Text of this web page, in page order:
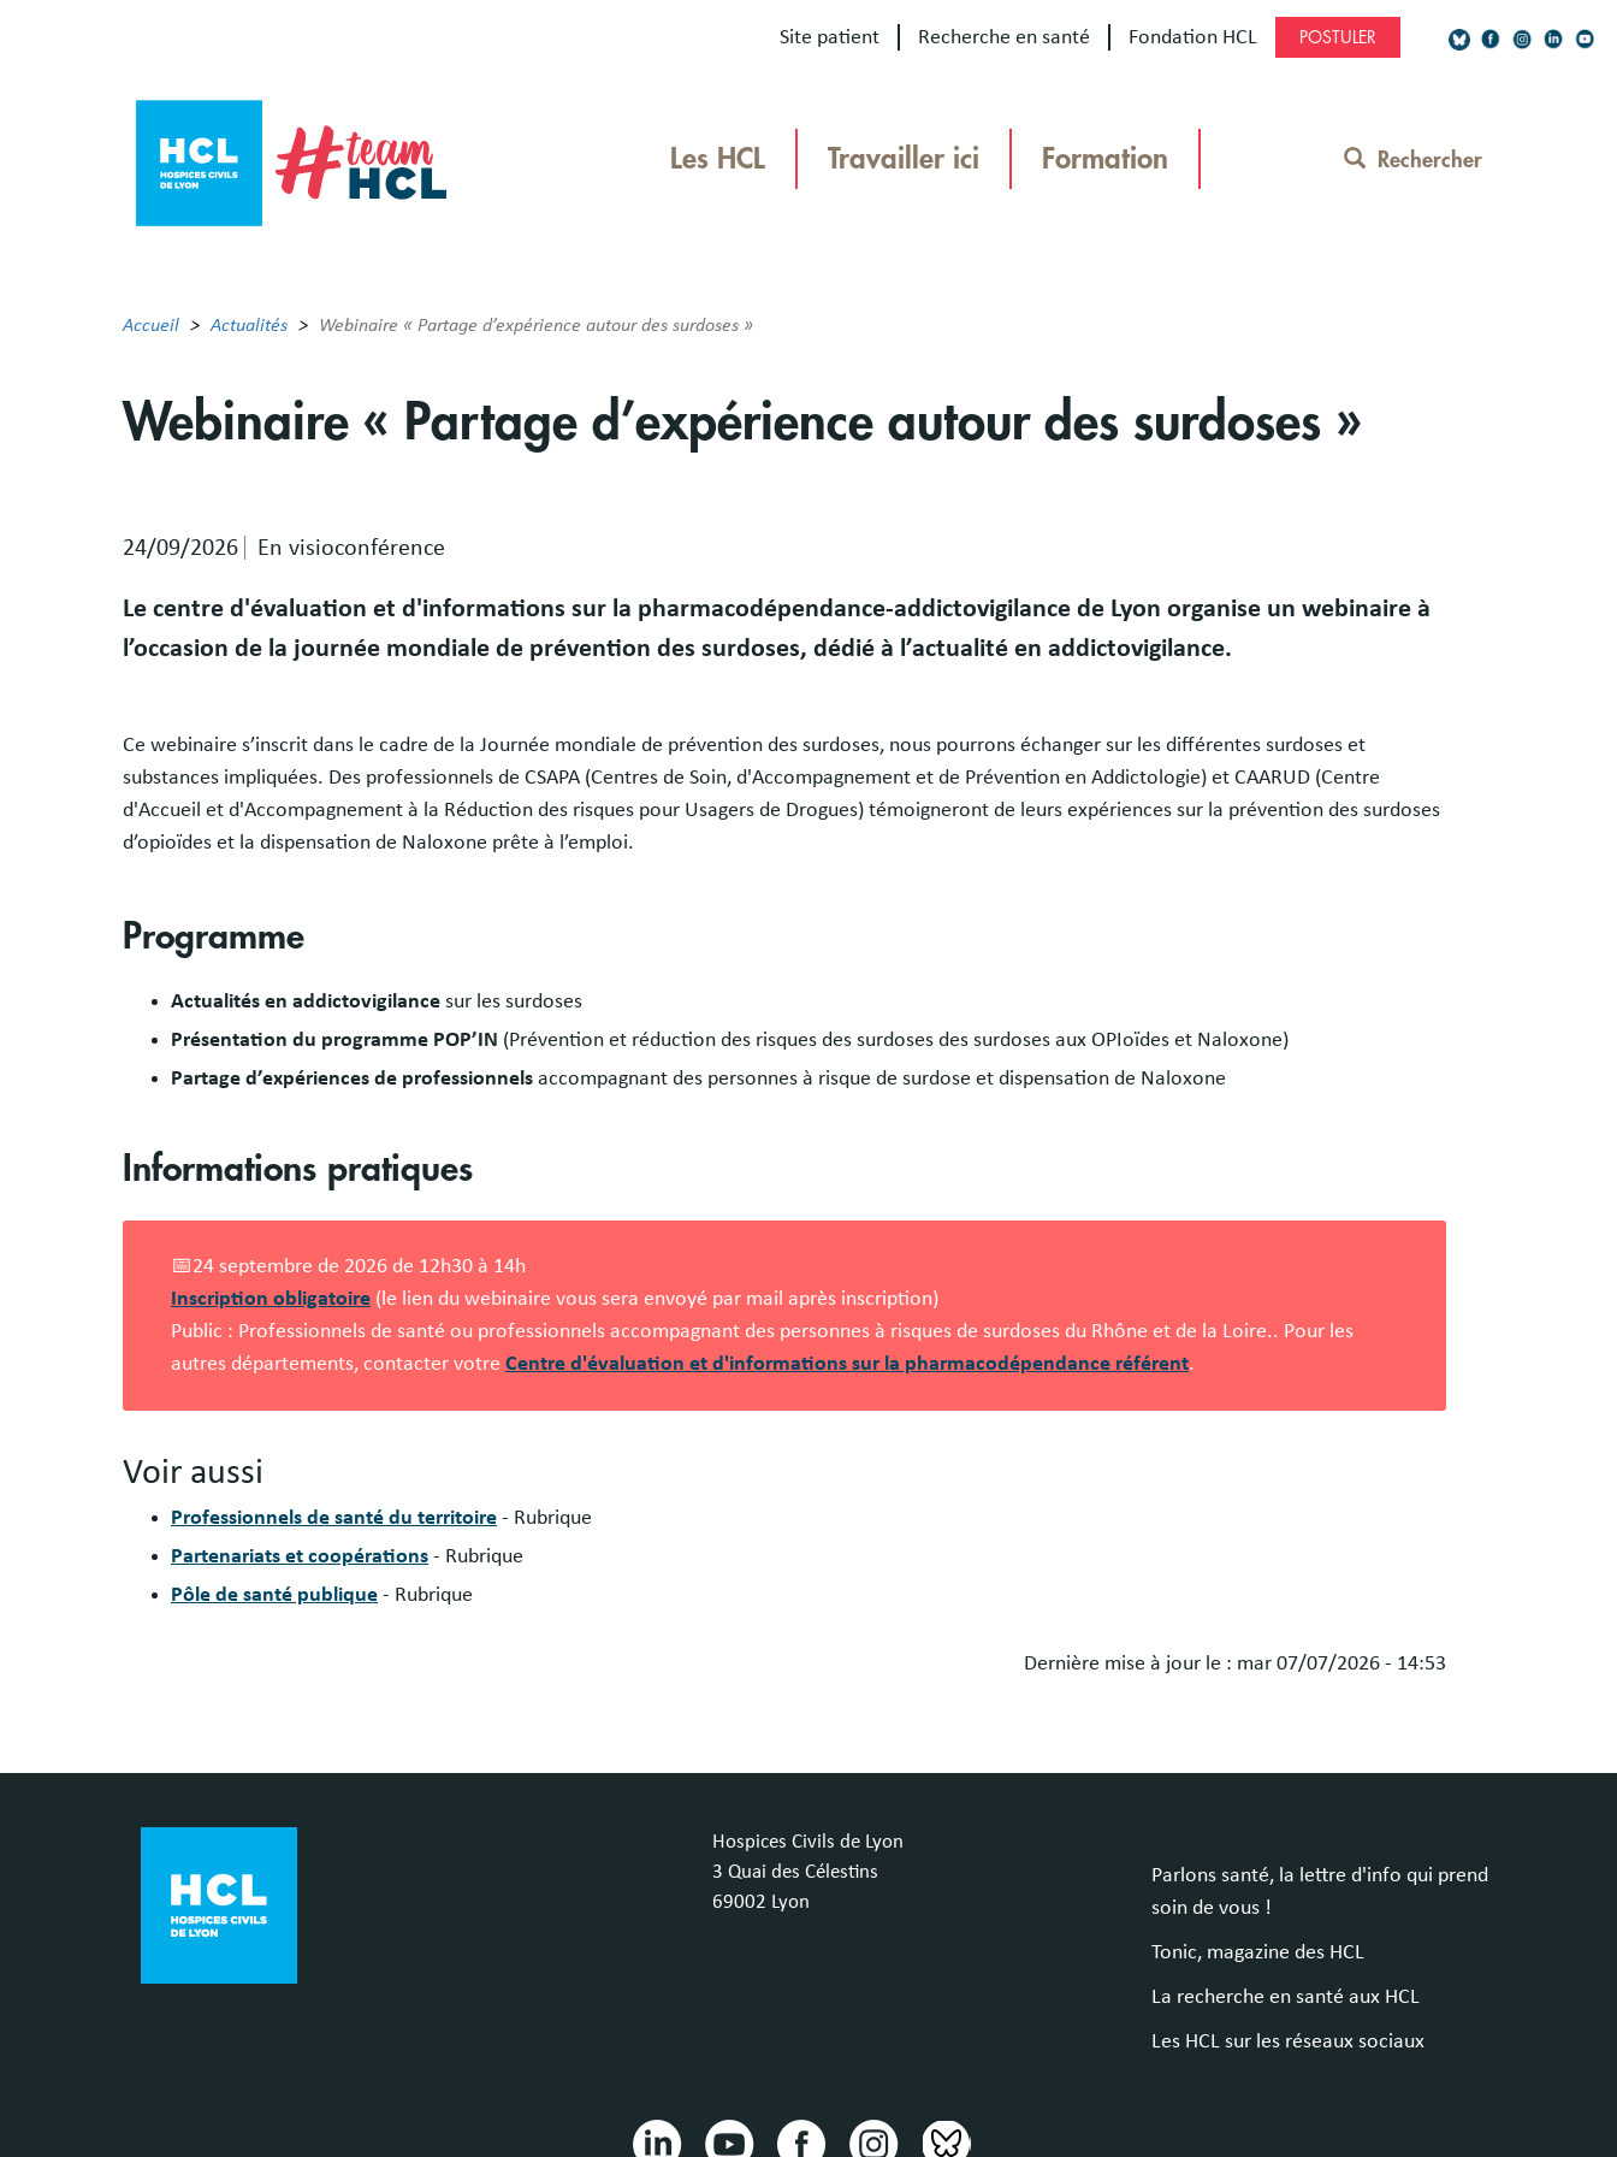
Site patient Recherche en santé Fondation HCL POSTULER
Network
Les HCL Travailler ici Formation Rechercher
Accueil Actualités Webinaire « Partage d’expérience autour des surdoses »
Webinaire « Partage d’expérience autour des surdoses »
24/09/2026 En visioconférence
Le centre d'évaluation et d'informations sur la pharmacodépendance-addictovigilance de Lyon organise un webinaire à
l’occasion de la journée mondiale de prévention des surdoses, dédié à l’actualité en addictovigilance.
Ce webinaire s’inscrit dans le cadre de la Journée mondiale de prévention des surdoses, nous pourrons échanger sur les différentes surdoses et
substances impliquées. Des professionnels de CSAPA (Centres de Soin, d'Accompagnement et de Prévention en Addictologie) et CAARUD (Centre
d'Accueil et d'Accompagnement à la Réduction des risques pour Usagers de Drogues) témoigneront de leurs expériences sur la prévention des surdoses
d’opioïdes et la dispensation de Naloxone prête à l’emploi.
Programme
Actualités en addictovigilance sur les surdoses
Présentation du programme POP’IN (Prévention et réduction des risques des surdoses des surdoses aux OPIoïdes et Naloxone)
Partage d’expériences de professionnels accompagnant des personnes à risque de surdose et dispensation de Naloxone
Informations pratiques
📅24 septembre de 2026 de 12h30 à 14h
Inscription obligatoire (le lien du webinaire vous sera envoyé par mail après inscription)
Public : Professionnels de santé ou professionnels accompagnant des personnes à risques de surdoses du Rhône et de la Loire.. Pour les
autres départements, contacter votre Centre d'évaluation et d'informations sur la pharmacodépendance référent.
Voir aussi
Professionnels de santé du territoire - Rubrique
Partenariats et coopérations - Rubrique
Pôle de santé publique - Rubrique
Dernière mise à jour le : mar 07/07/2026 - 14:53
Hospices Civils de Lyon
3 Quai des Célestins
69002 Lyon
Parlons santé, la lettre d'info qui prend
soin de vous !
Tonic, magazine des HCL
La recherche en santé aux HCL
Les HCL sur les réseaux sociaux